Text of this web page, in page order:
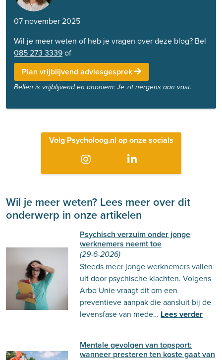
07 november 2025
Wil je meer weten of heb je vragen over deze blog? Bel
085 273 3339of
Plan vrijblijvend adviesgesprek
Bellen is vrijblijvend en anoniem: Je zit nergens aan vast.
Volg Psycholoog.nl op onze socials
Wil je meer weten? Lees meer over dit
onderwerp in onze artikelen
Psychisch verzuim onder jonge
werknemers neemt toe
(29-6-2026)
Steeds meer jonge werknemers vallen
uit door psychische klachten. Volgens
Arbo Unie vraagt dit om een
preventieve aanpak die aansluit bij de
levensfase van mede… Lees verder
Mentale gevolgen van topsport:
wanneer presteren ten koste gaat van